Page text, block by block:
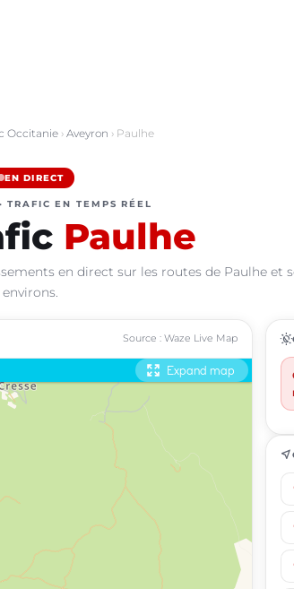
Occitanie › Aveyron › Paulhe
EN DIRECT
TRAFIC EN TEMPS RÉEL
Paulhe
en direct sur les routes de Paulhe et
environs.
Source : Waze Live Map routine
near_me